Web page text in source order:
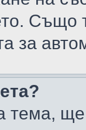
Също
за
тема,